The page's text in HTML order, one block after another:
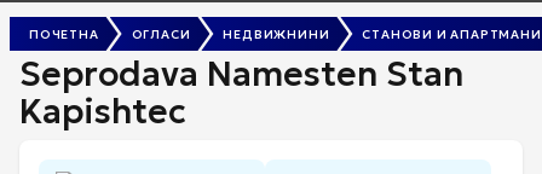
ПОЧЕТНА ОГЛАСИ НЕДВИЖНИНИ СТАНОВИ И АПАРТМАНИ
Seprodava Namesten Stan
Kapishtec